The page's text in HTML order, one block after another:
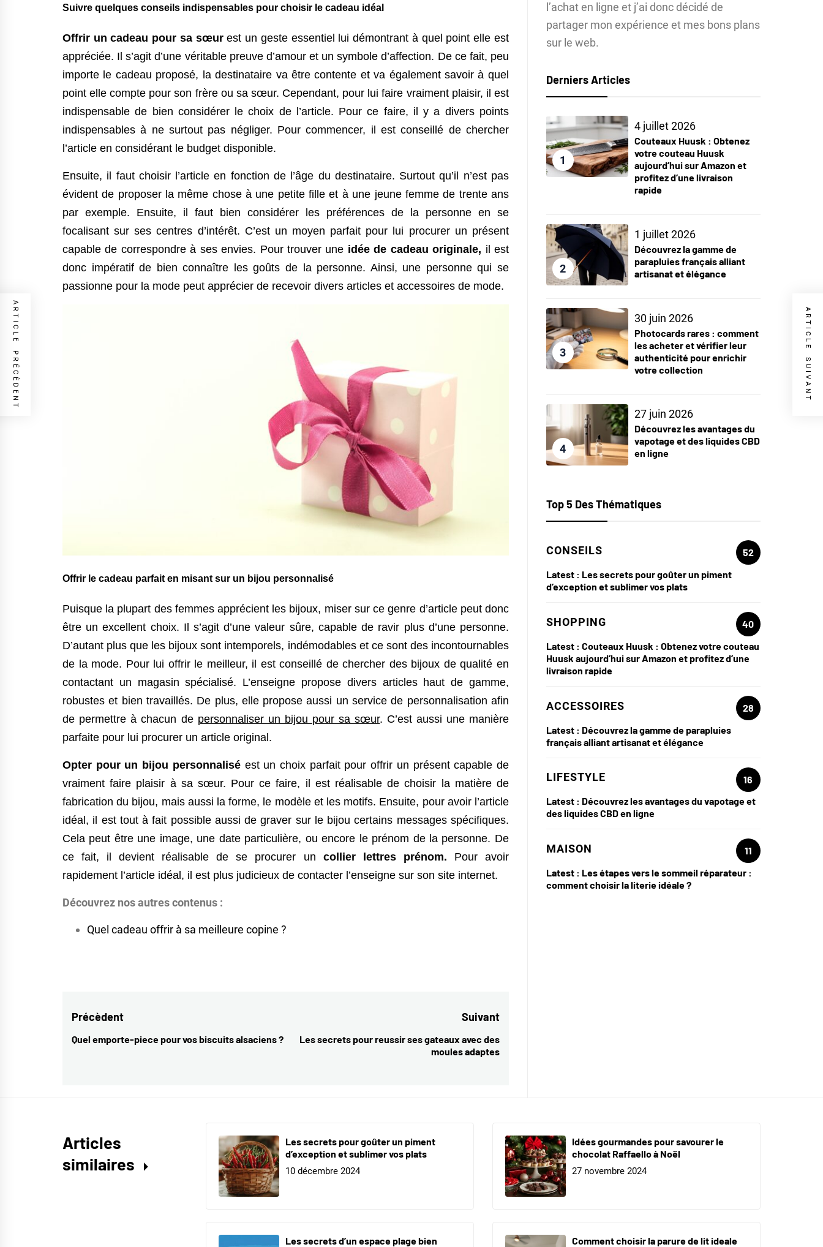
Suivre quelques conseils indispensables pour choisir le cadeau idéal
Offrir un cadeau pour sa sœurest un geste essentiel lui démontrant à quel point elle est
appréciée. Il s’agit d’une véritable preuve d’amour et un symbole d’affection. De ce fait, peu
importe le cadeau proposé, la destinataire va être contente et va également savoir à quel
point elle compte pour son frère ou sa sœur. Cependant, pour lui faire vraiment plaisir, il est
indispensable de bien considérer le choix de l’article. Pour ce faire, il y a divers points
indispensables à ne surtout pas négliger. Pour commencer, il est conseillé de chercher
l’article en considérant le budget disponible.
Ensuite, il faut choisir l’article en fonction de l’âge du destinataire. Surtout qu’il n’est pas
évident de proposer la même chose à une petite fille et à une jeune femme de trente ans
par exemple. Ensuite, il faut bien considérer les préférences de la personne en se
focalisant sur ses centres d’intérêt. C’est un moyen parfait pour lui procurer un présent
capable de correspondre à ses envies. Pour trouver une idée de cadeau originale, il est
donc impératif de bien connaître les goûts de la personne. Ainsi, une personne qui se
passionne pour la mode peut apprécier de recevoir divers articles et accessoires de mode.
Offrir le cadeau parfait en misant sur un bijou personnalisé
Puisque la plupart des femmes apprécient les bijoux, miser sur ce genre d’article peut donc
être un excellent choix. Il s’agit d’une valeur sûre, capable de ravir plus d’une personne.
D’autant plus que les bijoux sont intemporels, indémodables et ce sont des incontournables
de la mode. Pour lui offrir le meilleur, il est conseillé de chercher des bijoux de qualité en
contactant un magasin spécialisé. L’enseigne propose divers articles haut de gamme,
robustes et bien travaillés. De plus, elle propose aussi un service de personnalisation afin
de permettre à chacun de personnaliser un bijou pour sa sœur. C’est aussi une manière
parfaite pour lui procurer un article original.
Opter pour un bijou personnaliséest un choix parfait pour offrir un présent capable de
vraiment faire plaisir à sa sœur. Pour ce faire, il est réalisable de choisir la matière de
fabrication du bijou, mais aussi la forme, le modèle et les motifs. Ensuite, pour avoir l’article
idéal, il est tout à fait possible aussi de graver sur le bijou certains messages spécifiques.
Cela peut être une image, une date particulière, ou encore le prénom de la personne. De
ce fait, il devient réalisable de se procurer un collier lettres prénom. Pour avoir
rapidement l’article idéal, il est plus judicieux de contacter l’enseigne sur son site internet.
Découvrez nos autres contenus :
Quel cadeau offrir à sa meilleure copine ?
Navigation
de
Précèdent
Previous
Quel emporte-piece pour vos biscuits alsaciens ?
Suivant
Next
post:
Les secrets pour reussir ses gateaux avec des
moules adaptes
ARTICLE PRÉCÈDENT ARTICLE SUIVANT
l’achat en ligne et j’ai donc décidé de
partager mon expérience et mes bons plans
sur le web.
Derniers Articles
1
4 juillet 2026
Couteaux Huusk : Obtenez
votre couteau Huusk
aujourd’hui sur Amazon et
profitez d’une livraison
rapide
2
1 juillet 2026
Découvrez la gamme de
parapluies français alliant
artisanat et élégance
3
30 juin 2026
Photocards rares : comment
les acheter et vérifier leur
authenticité pour enrichir
votre collection
4
27 juin 2026
Découvrez les avantages du
vapotage et des liquides CBD
en ligne
Top 5 Des Thématiques
CONSEILS
52
Latest : Les secrets pour goûter un piment
d’exception et sublimer vos plats
SHOPPING
40
Latest : Couteaux Huusk : Obtenez votre couteau
Huusk aujourd’hui sur Amazon et profitez d’une
livraison rapide
ACCESSOIRES
28
Latest : Découvrez la gamme de parapluies
français alliant artisanat et élégance
LIFESTYLE
16
Latest : Découvrez les avantages du vapotage et
des liquides CBD en ligne
MAISON
11
Latest : Les étapes vers le sommeil réparateur :
comment choisir la literie idéale ?
Articles
similaires
Les secrets pour goûter un piment
d’exception et sublimer vos plats
10 décembre 2024
Idées gourmandes pour savourer le
chocolat Raffaello à Noël
27 novembre 2024
Les secrets d’un espace plage bien Comment choisir la parure de lit ideale